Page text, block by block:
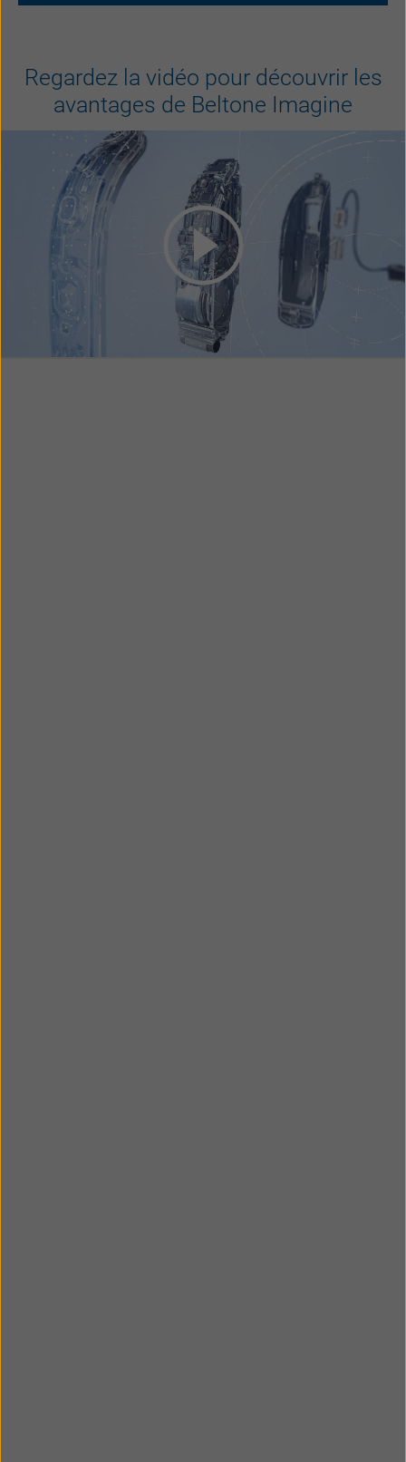
Regardez la vidéo pour découvrir les
avantages de Beltone Imagine